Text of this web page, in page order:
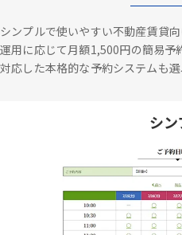
シンプルで使いやすい不動産賃貸向
運用に応じて月額1,500円の簡易予
対応した本格的な予約システムも選
シ